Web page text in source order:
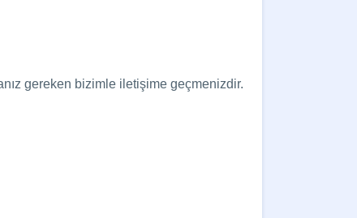
gereken bizimle iletişime geçmenizdir.